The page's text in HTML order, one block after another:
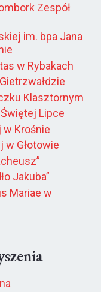
Zespół
im. bpa Jana
w Rybakach
Klasztornym
Lipce
w Krośnie
w Głotowie
Jakuba”
Mariae w